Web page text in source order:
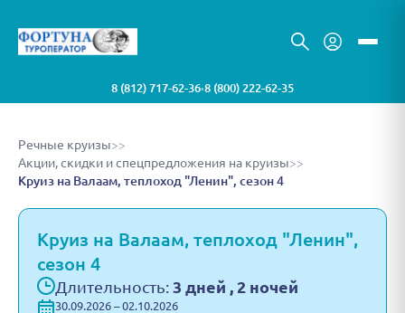
8 (812) 717-62-36•8 (800) 222-62-35
Речные круизы>>
Акции, скидки и спецпредложения на круизы>>
Круиз на Валаам, теплоход "Ленин", сезон 4
Круиз на Валаам, теплоход "Ленин",
сезон 4
Длительность: 3 дней , 2 ночей
30.09.2026 – 02.10.2026